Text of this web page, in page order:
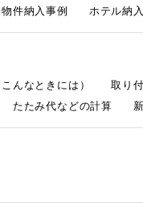
件納入事例 ホテル納
んなときには） 取り
たたみ代などの計算